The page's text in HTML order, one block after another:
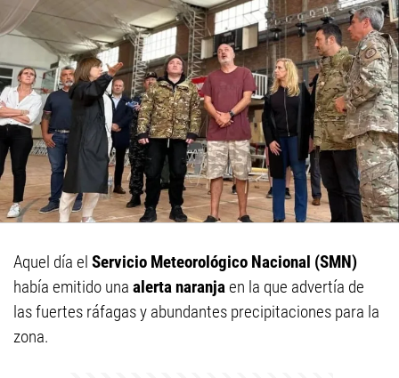
Aquel día el Servicio Meteorológico Nacional (SMN)
había emitido una alerta naranjaen la que advertía de
las fuertes ráfagas y abundantes precipitaciones para la
zona.